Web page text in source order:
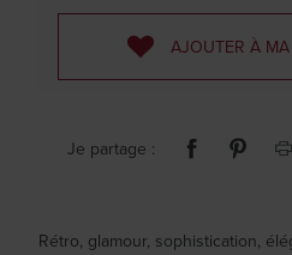
AJOUTER À
Je partage :
Rétro, glamour, sophistication,